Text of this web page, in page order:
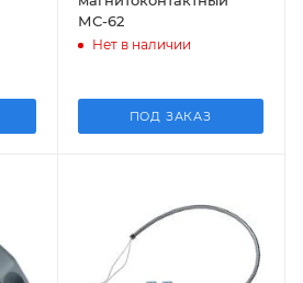
МС-62
Нет в наличии
ПОД ЗАКАЗ